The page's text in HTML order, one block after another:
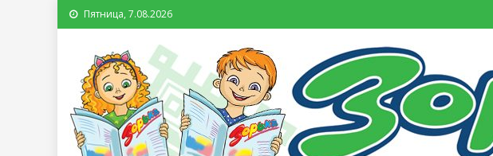
Пятница, 7.08.2026